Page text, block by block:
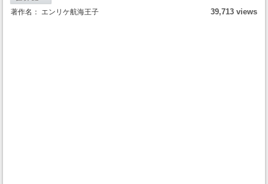
著作名： エンリケ航海王子 39,713 views